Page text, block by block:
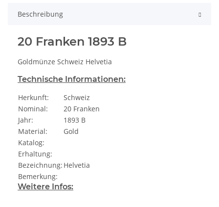
Beschreibung
20 Franken 1893 B
Goldmünze Schweiz Helvetia
Technische Informationen:
Herkunft:
Schweiz
Nominal:
20 Franken
Jahr:
1893 B
Material:
Gold
Katalog:
Erhaltung:
Bezeichnung: Helvetia
Bemerkung:
Weitere Infos: